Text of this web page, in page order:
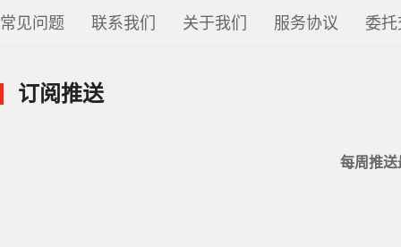
常见问题 联系我们 关于我们 服务协议 委托
订阅推送
每周推送